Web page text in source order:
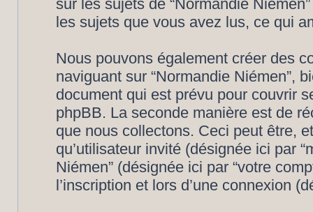
sur les sujets de “Normandie
les sujets que vous avez lus, ce qui
Nous pouvons également créer des
naviguant sur “Normandie Niémen”,
document qui est prévu pour couvrir
phpBB. La seconde manière est de
que nous collectons. Ceci peut être,
qu’utilisateur invité (désignée ici par
Niémen” (désignée ici par “votre
l’inscription et lors d’une connexion